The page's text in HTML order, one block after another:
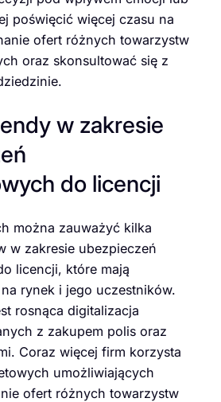
poświęcić więcej czasu na
ofert różnych towarzystw
oraz skonsultować się z
w zakresie
do licencji
można zauważyć kilka
w zakresie ubezpieczeń
licencji, które mają
rynek i jego uczestników.
rosnąca digitalizacja
z zakupem polis oraz
Coraz więcej firm korzysta
umożliwiających
ofert różnych towarzystw